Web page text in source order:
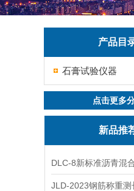
产品目
石膏试验仪器
点击更多
新品推